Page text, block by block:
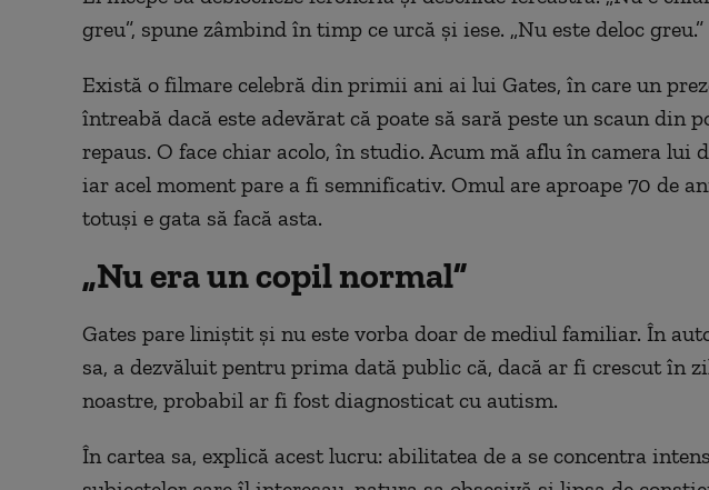
greu”, spune zâmbind în timp ce urcă și iese. „Nu este deloc greu.”
Există o filmare celebră din primii ani ai lui Gates, în care un
întreabă dacă este adevărat că poate să sară peste un scaun din
repaus. O face chiar acolo, în studio. Acum mă aflu în camera lui
iar acel moment pare a fi semnificativ. Omul are aproape 70 de
totuși e gata să facă asta.
„Nu era un copil normal”
Gates pare liniștit și nu este vorba doar de mediul familiar. În
sa, a dezvăluit pentru prima dată public că, dacă ar fi crescut în
noastre, probabil ar fi fost diagnosticat cu autism.
În cartea sa, explică acest lucru: abilitatea de a se concentra